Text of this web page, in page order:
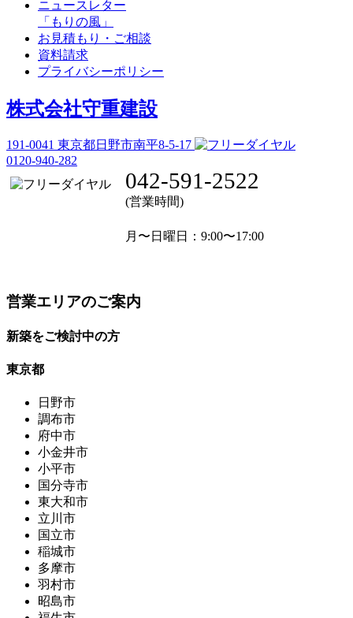
ニュースレター
「もりの風」
お見積もり・ご相談
資料請求
プライバシーポリシー
株式会社守重建設
191-0041 東京都日野市南平8-5-17
0120-940-282
042-591-2522
(営業時間)
月〜日曜日 ：9:00〜17:00
営業エリアのご案内
新築をご検討中の方
東京都
日野市
調布市
府中市
小金井市
小平市
国分寺市
東大和市
立川市
国立市
稲城市
多摩市
羽村市
昭島市